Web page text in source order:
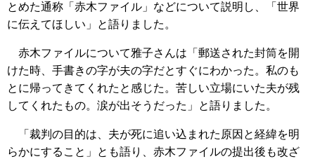
とめた通称「赤木ファイル」などについて説明し、「世界
に伝えてほしい」と語りました。
赤木ファイルについて雅子さんは「郵送された封筒を開
けた時、手書きの字が夫の字だとすぐにわかった。私のも
とに帰ってきてくれたと感じた。苦しい立場にいた夫が残
してくれたもの。涙が出そうだった」と語りました。
「裁判の目的は、夫が死に追い込まれた原因と経緯を明
らかにすること」とも語り、赤木ファイルの提出後も改ざ